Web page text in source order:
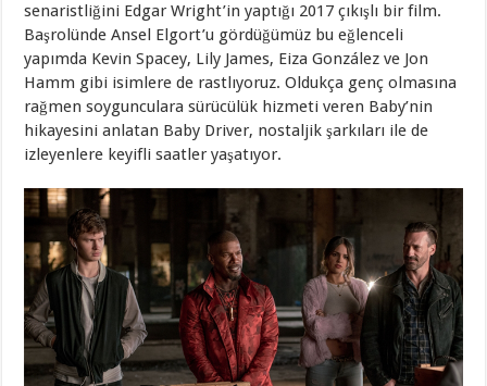
senaristliğini Edgar Wright’in yaptığı 2017 çıkışlı bir film.
Başrolünde Ansel Elgort’u gördüğümüz bu eğlenceli
yapımda Kevin Spacey, Lily James, Eiza González ve Jon
Hamm gibi isimlere de rastlıyoruz. Oldukça genç olmasına
rağmen soygunculara sürücülük hizmeti veren Baby’nin
hikayesini anlatan Baby Driver, nostaljik şarkıları ile de
izleyenlere keyifli saatler yaşatıyor.